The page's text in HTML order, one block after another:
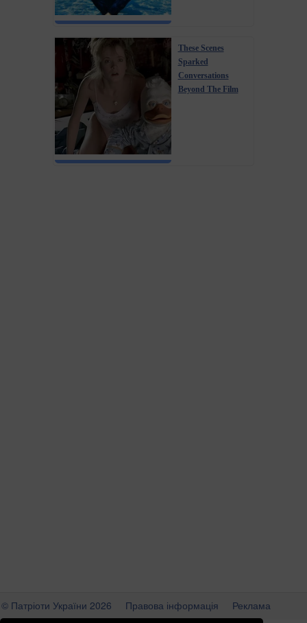
These Scenes
Sparked
Conversations
Beyond The Film
© Патріоти України 2026 Правова інформація
Реклама